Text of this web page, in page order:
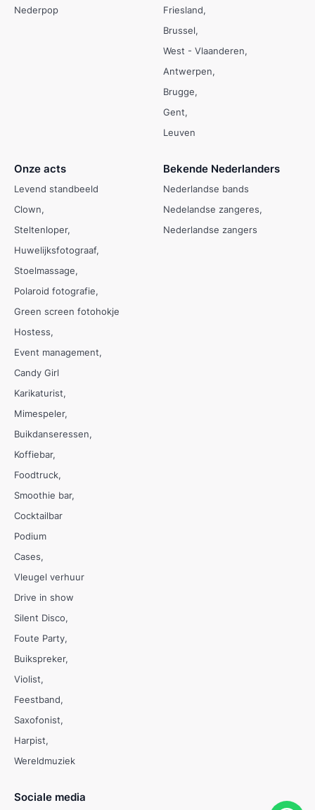
Nederpop
Friesland
Brussel
West - Vlaanderen
Antwerpen
Brugge
Gent
Leuven
Onze acts
Levend standbeeld
Clown
Steltenloper
Huwelijksfotograaf
Stoelmassage
Polaroid fotografie
Green screen fotohokje
Hostess
Event management
Candy Girl
Karikaturist
Mimespeler
Buikdanseressen
Koffiebar
Foodtruck
Smoothie bar
Cocktailbar
Podium
Cases
Vleugel verhuur
Drive in show
Silent Disco
Foute Party
Buikspreker
Violist
Feestband
Saxofonist
Harpist
Wereldmuziek
Bekende Nederlanders
Nederlandse bands
Nedelandse zangeres
Nederlandse zangers
Sociale media